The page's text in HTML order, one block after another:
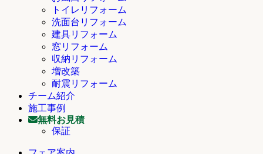
トイレリフォーム
洗面台リフォーム
建具リフォーム
窓リフォーム
収納リフォーム
増改築
耐震リフォーム
チーム紹介
施工事例
無料お見積
保証